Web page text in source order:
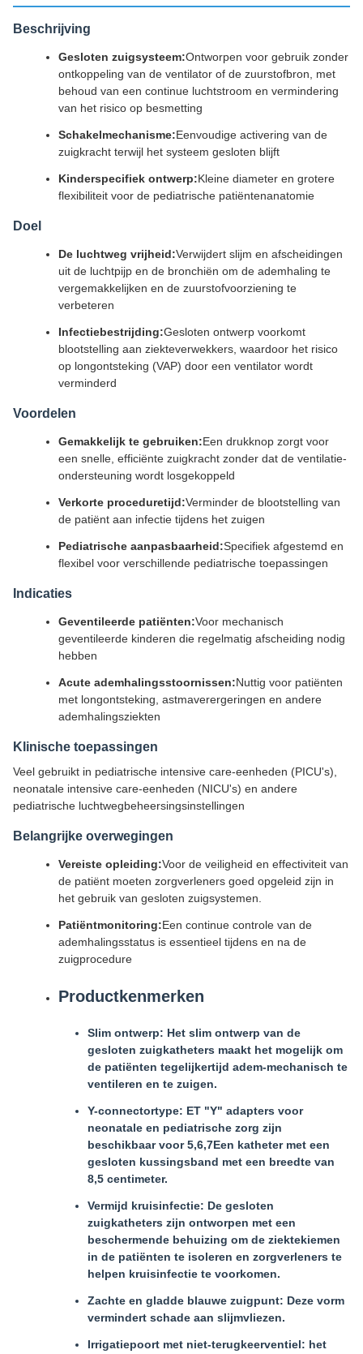
Beschrijving
Gesloten zuigsysteem:Ontworpen voor gebruik zonder
ontkoppeling van de ventilator of de zuurstofbron, met
behoud van een continue luchtstroom en vermindering
van het risico op besmetting
Schakelmechanisme:Eenvoudige activering van de
zuigkracht terwijl het systeem gesloten blijft
Kinderspecifiek ontwerp:Kleine diameter en grotere
flexibiliteit voor de pediatrische patiëntenanatomie
Doel
De luchtweg vrijheid:Verwijdert slijm en afscheidingen
uit de luchtpijp en de bronchiën om de ademhaling te
vergemakkelijken en de zuurstofvoorziening te
verbeteren
Infectiebestrijding:Gesloten ontwerp voorkomt
blootstelling aan ziekteverwekkers, waardoor het risico
op longontsteking (VAP) door een ventilator wordt
verminderd
Voordelen
Gemakkelijk te gebruiken:Een drukknop zorgt voor
een snelle, efficiënte zuigkracht zonder dat de ventilatie-
ondersteuning wordt losgekoppeld
Verkorte proceduretijd:Verminder de blootstelling van
de patiënt aan infectie tijdens het zuigen
Pediatrische aanpasbaarheid:Specifiek afgestemd en
flexibel voor verschillende pediatrische toepassingen
Indicaties
Geventileerde patiënten:Voor mechanisch
geventileerde kinderen die regelmatig afscheiding nodig
hebben
Acute ademhalingsstoornissen:Nuttig voor patiënten
met longontsteking, astmaverergeringen en andere
ademhalingsziekten
Klinische toepassingen
Veel gebruikt in pediatrische intensive care-eenheden (PICU's),
neonatale intensive care-eenheden (NICU's) en andere
pediatrische luchtwegbeheersingsinstellingen
Belangrijke overwegingen
Vereiste opleiding:Voor de veiligheid en effectiviteit van
de patiënt moeten zorgverleners goed opgeleid zijn in
het gebruik van gesloten zuigsystemen.
Patiëntmonitoring:Een continue controle van de
ademhalingsstatus is essentieel tijdens en na de
zuigprocedure
Productkenmerken
Slim ontwerp: Het slim ontwerp van de
gesloten zuigkatheters maakt het mogelijk om
de patiënten tegelijkertijd adem-mechanisch te
ventileren en te zuigen.
Y-connectortype: ET "Y" adapters voor
neonatale en pediatrische zorg zijn
beschikbaar voor 5,6,7Een katheter met een
gesloten kussingsband met een breedte van
8,5 centimeter.
Vermijd kruisinfectie: De gesloten
zuigkatheters zijn ontworpen met een
beschermende behuizing om de ziektekiemen
in de patiënten te isoleren en zorgverleners te
helpen kruisinfectie te voorkomen.
Zachte en gladde blauwe zuigpunt: Deze vorm
vermindert schade aan slijmvliezen.
Irrigatiepoort met niet-terugkeerventiel: het